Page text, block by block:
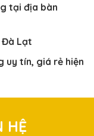
tại địa bàn
Đà Lạt
uy tín, giá rẻ hiện
HỆ